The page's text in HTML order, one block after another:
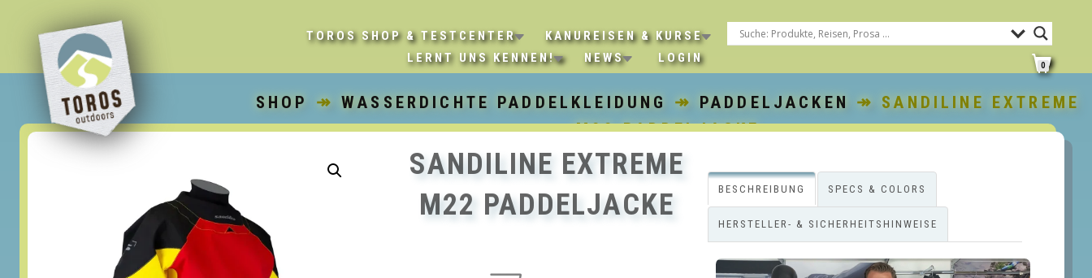
TOROS SHOP & TESTCENTER
KANUREISEN & KURSE
LERNT UNS KENNEN!
NEWS LOGIN
0
SHOP ↠WASSERDICHTE PADDELKLEIDUNG ↠ PADDELJACKEN
↠ SANDILINE EXTREME
M22 PADDELJACKE
SANDILINE EXTREME
M22 PADDELJACKE
BESCHREIBUNG SPECS & COLORS
HERSTELLER- & SICHERHEITSHINWEISE